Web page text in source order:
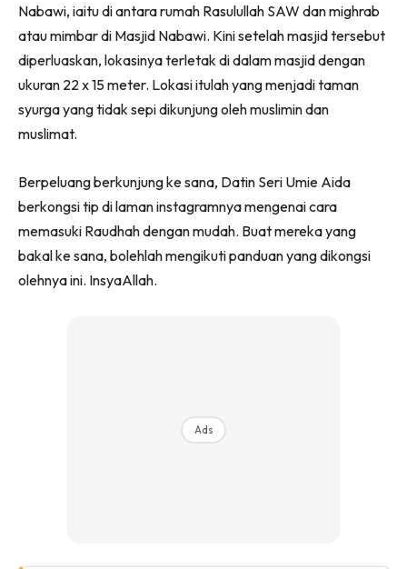
Nabawi, iaitu di antara rumah Rasulullah SAW dan mighrab
atau mimbar di Masjid Nabawi. Kini setelah masjid tersebut
diperluaskan, lokasinya terletak di dalam masjid dengan
ukuran 22 x 15 meter. Lokasi itulah yang menjadi taman
syurga yang tidak sepi dikunjung oleh muslimin dan
muslimat.
Berpeluang berkunjung ke sana, Datin Seri Umie Aida
berkongsi tip di laman instagramnya mengenai cara
memasuki Raudhah dengan mudah. Buat mereka yang
bakal ke sana, bolehlah mengikuti panduan yang dikongsi
olehnya ini. InsyaAllah.
Ads